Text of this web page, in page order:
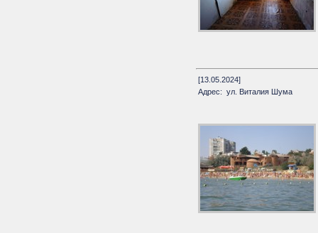
[13.05.2024]
Адрес: ул. Виталия Шума